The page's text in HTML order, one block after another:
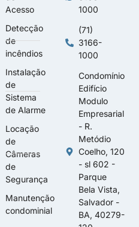
Acesso
Detecção
de
incêndios
Instalação
de
Sistema
de Alarme
Locação
de
Câmeras
de
Segurança
Manutenção
condominial
1000
(71)
3166-
1000
Condomínio
Edifício
Modulo
Empresarial
- R.
Metódio
Coelho, 120
- sl 602 -
Parque
Bela Vista,
Salvador -
BA, 40279-